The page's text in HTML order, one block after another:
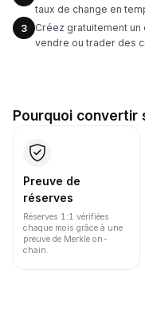
taux de change en
3
Créez gratuitement
vendre ou trader des
Pourquoi convertir
Preuve de
réserves
Réserves 1:1 vérifiées
chaque mois grâce à une
preuve de Merkle on-
chain.